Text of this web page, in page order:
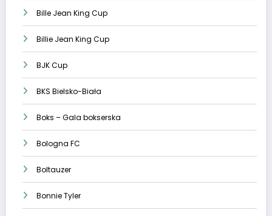
Bille Jean King Cup
Billie Jean King Cup
BJK Cup
BKS Bielsko-Biała
Boks – Gala bokserska
Bologna FC
Boltauzer
Bonnie Tyler